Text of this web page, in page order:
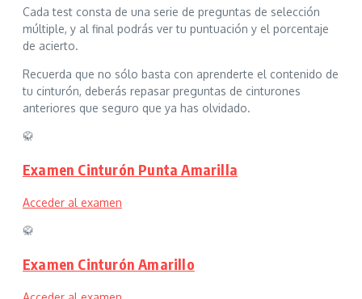
Cada test consta de una serie de preguntas de selección
múltiple, y al final podrás ver tu puntuación y el porcentaje
de acierto.
Recuerda que no sólo basta con aprenderte el contenido de
tu cinturón, deberás repasar preguntas de cinturones
anteriores que seguro que ya has olvidado.
🥋
Examen Cinturón Punta Amarilla
Acceder al examen
🥋
Examen Cinturón Amarillo